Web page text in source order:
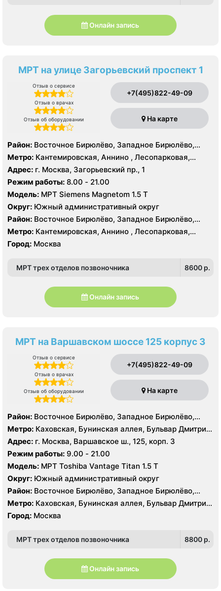
Онлайн запись
МРТ на улице Загорьевский проспект 1
Отзыв о сервисе
Отзыв о врачах
Отзыв об оборудовании
+7(495)822-49-09
На карте
Район: Восточное Бирюлёво, Западное Бирюлёво,
Москворечье-Сабурово, Северное Орехово-Борисово,
Южное Орехово-Борисово, Царицыно, Северное
Чертаново, Центральное Чертаново, Южное Чертаново
, Южное Чертаново , Северное Бутово
Метро: Кантемировская, Аннино , Лесопарковая,
Пражская, Улица Академика Янгеля, Улица
Старокачаловская, Царицыно, Южная
Адрес: г. Москва, Загорьевский пр., 1
Режим работы: 8.00 - 21.00
Модель: МРТ Siemens Magnetom 1.5 Т
Округ: Южный административный округ
Район: Восточное Бирюлёво, Западное Бирюлёво,
Москворечье-Сабурово, Северное Орехово-Борисово,
Южное Орехово-Борисово, Царицыно, Северное
Чертаново, Центральное Чертаново, Южное Чертаново
Метро: Кантемировская, Аннино , Лесопарковая,
Пражская, Улица Академика Янгеля, Улица
Старокачаловская, Царицыно, Южная
Город: Москва
МРТ трех отделов позвоночника 8600 p.
Онлайн запись
МРТ на Варшавском шоссе 125 корпус 3
Отзыв о сервисе
Отзыв о врачах
Отзыв об оборудовании
+7(495)822-49-09
На карте
Район: Восточное Бирюлёво, Западное Бирюлёво,
Москворечье-Сабурово, Северное Чертаново,
Центральное Чертаново, Южное Чертаново , Южное
Чертаново , Зюзино, Северное Бутово, Южное Бутово
Метро: Каховская, Бунинская аллея, Бульвар Дмитрия
Донского, Бульвар Адмирала Ушакова, Аннино ,
Пражская, Севастопольская, Улица Академика
Янгеля, Улица Горчакова, Улица Скобелевская, Улица
Старокачаловская, Чертановская, Южная
Адрес: г. Москва, Варшавское ш., 125, корп. 3
Режим работы: 9.00 - 21.00
Модель: МРТ Toshiba Vantage Titan 1.5 Т
Округ: Южный административный округ
Район: Восточное Бирюлёво, Западное Бирюлёво,
Москворечье-Сабурово, Северное Чертаново,
Центральное Чертаново, Южное Чертаново , Южное
Чертаново , Зюзино, Северное Бутово, Южное Бутово
Метро: Каховская, Бунинская аллея, Бульвар Дмитрия
Донского, Бульвар Адмирала Ушакова, Аннино ,
Пражская, Севастопольская, Улица Академика
Янгеля, Улица Горчакова, Улица Скобелевская, Улица
Старокачаловская, Чертановская, Южная
Город: Москва
МРТ трех отделов позвоночника 8800 p.
Онлайн запись